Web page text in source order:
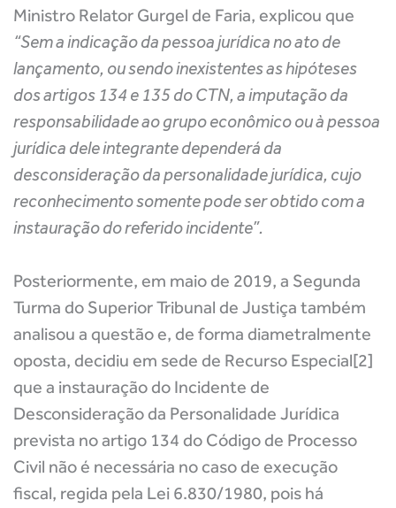
Ministro Relator Gurgel de Faria, explicou que
“Sem a indicação da pessoa jurídica no ato de
lançamento, ou sendo inexistentes as hipóteses
dos artigos 134 e 135 do CTN, a imputação da
responsabilidade ao grupo econômico ou à pessoa
jurídica dele integrante dependerá da
desconsideração da personalidade jurídica, cujo
reconhecimento somente pode ser obtido com a
instauração do referido incidente”.
Posteriormente, em maio de 2019, a Segunda
Turma do Superior Tribunal de Justiça também
analisou a questão e, de forma diametralmente
oposta, decidiu em sede de Recurso Especial[2]
que a instauração do Incidente de
Desconsideração da Personalidade Jurídica
prevista no artigo 134 do Código de Processo
Civil não é necessária no caso de execução
fiscal, regida pela Lei 6.830/1980, pois há